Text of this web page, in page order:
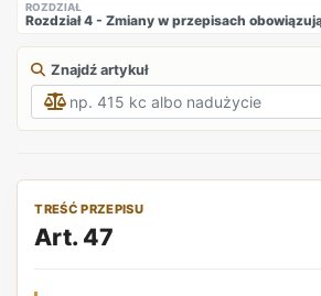
ROZDZIAŁ
Rozdział 4 - Zmiany w przepisach
Znajdź artykuł
TREŚĆ PRZEPISU
Art. 47